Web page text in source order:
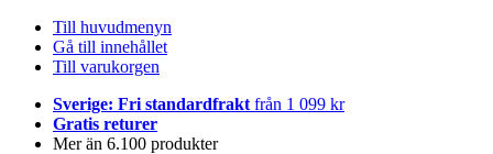
Till huvudmenyn
Gå till innehållet
Till varukorgen
Sverige: Fri standardfrakt från 1 099 kr
Gratis returer
Mer än 6.100 produkter